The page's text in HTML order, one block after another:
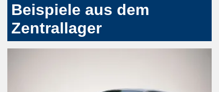
Beispiele aus dem
Zentrallager